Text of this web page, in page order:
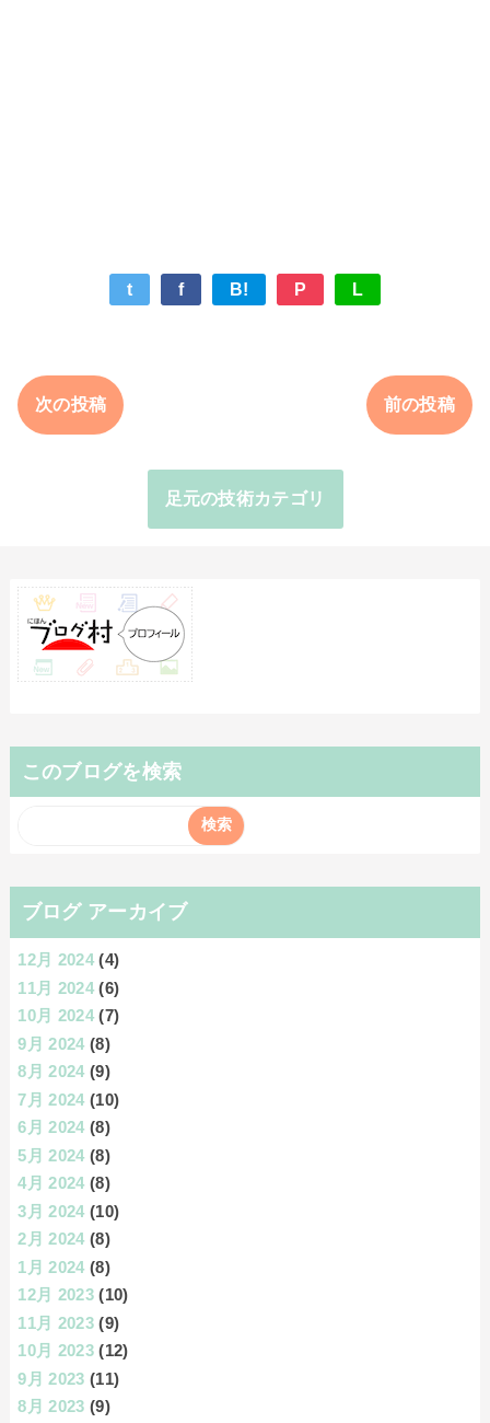
t f B! P L
次の投稿 前の投稿
足元の技術カテゴリ
このブログを検索
ブログ アーカイブ
12月 2024 (4)
11月 2024 (6)
10月 2024 (7)
9月 2024 (8)
8月 2024 (9)
7月 2024 (10)
6月 2024 (8)
5月 2024 (8)
4月 2024 (8)
3月 2024 (10)
2月 2024 (8)
1月 2024 (8)
12月 2023 (10)
11月 2023 (9)
10月 2023 (12)
9月 2023 (11)
8月 2023 (9)